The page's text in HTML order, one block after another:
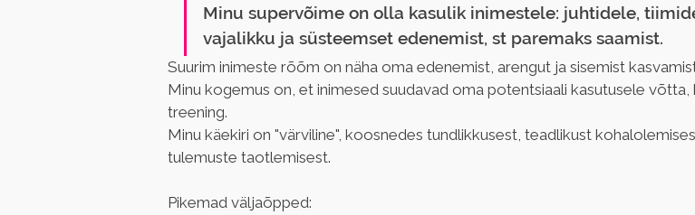
Minu supervõime on olla kasulik inimestele: juhtidele,
vajalikku ja süsteemset edenemist, st paremaks saamist.
Suurim inimeste rõõm on näha oma edenemist, arengut ja sisemist
Minu kogemus on, et inimesed suudavad oma potentsiaali kasutusele
treening.
Minu käekiri on "värviline", koosnedes tundlikkusest, teadlikust
tulemuste taotlemisest.
Pikemad väljaõpped: